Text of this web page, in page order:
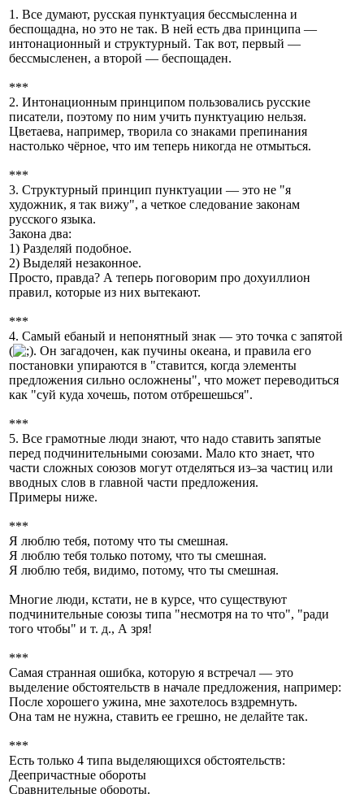
1. Все думают, русская пунктуация бессмысленна и
беспощадна, но это не так. В ней есть два принципа —
интонационный и структурный. Так вот, первый —
бессмысленен, а второй — беспощаден.
***
2. Интонационным принципом пользовались русские
писатели, поэтому по ним учить пунктуацию нельзя.
Цветаева, например, творила со знаками препинания
настолько чёрное, что им теперь никогда не отмыться.
***
3. Структурный принцип пунктуации — это не "я
художник, я так вижу", а четкое следование законам
русского языка.
Закона два:
1) Разделяй подобное.
2) Выделяй незаконное.
Просто, правда? А теперь поговорим про дохуиллион
правил, которые из них вытекают.
***
4. Самый ебаный и непонятный знак — это точка с запятой
(
. Он загадочен, как пучины океана, и правила его
постановки упираются в "ставится, когда элементы
предложения сильно осложнены", что может переводиться
как "суй куда хочешь, потом отбрешешься".
***
5. Все грамотные люди знают, что надо ставить запятые
перед подчинительными союзами. Мало кто знает, что
части сложных союзов могут отделяться из–за частиц или
вводных слов в главной части предложения.
Примеры ниже.
***
Я люблю тебя, потому что ты смешная.
Я люблю тебя только потому, что ты смешная.
Я люблю тебя, видимо, потому, что ты смешная.
Многие люди, кстати, не в курсе, что существуют
подчинительные союзы типа "несмотря на то что", "ради
того чтобы" и т. д., А зря!
***
Самая странная ошибка, которую я встречал — это
выделение обстоятельств в начале предложения, например:
После хорошего ужина, мне захотелось вздремнуть.
Она там не нужна, ставить ее грешно, не делайте так.
***
Есть только 4 типа выделяющихся обстоятельств:
Деепричастные обороты
Сравнительные обороты.